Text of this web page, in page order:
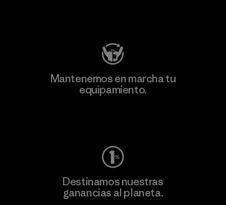
Mantenemos en marcha tu
equipamiento.
Destinamos nuestras
ganancias al planeta.